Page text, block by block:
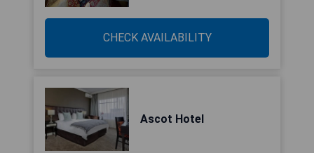
CHECK AVAILABILITY
Ascot Hotel